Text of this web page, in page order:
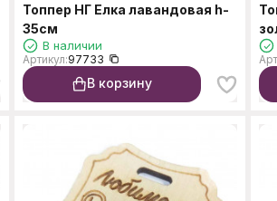
Топпер НГ Елка лавандовая h-
35см
В наличии
Артикул:97733
В корзину